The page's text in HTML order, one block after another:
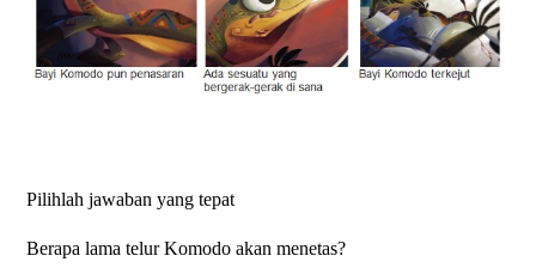
Pilihlah jawaban yang tepat
Berapa lama telur Komodo akan menetas?